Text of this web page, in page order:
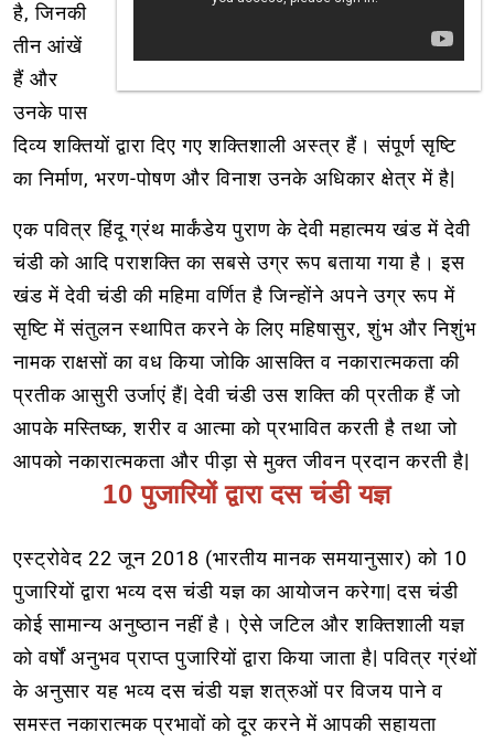
है, जिनकी
तीन आंखें
हैं और
उनके पास
दिव्य शक्तियों द्वारा दिए गए शक्तिशाली अस्त्र हैं। संपूर्ण सृष्टि
का निर्माण, भरण-पोषण और विनाश उनके अधिकार क्षेत्र में है|
एक पवित्र हिंदू ग्रंथ मार्कंडेय पुराण के देवी महात्मय खंड में देवी
चंडी को आदि पराशक्ति का सबसे उग्र रूप बताया गया है। इस
खंड में देवी चंडी की महिमा वर्णित है जिन्होंने अपने उग्र रूप में
सृष्टि में संतुलन स्थापित करने के लिए महिषासुर, शुंभ और निशुंभ
नामक राक्षसों का वध किया जोकि आसक्ति व नकारात्मकता की
प्रतीक आसुरी उर्जाएं हैं| देवी चंडी उस शक्ति की प्रतीक हैं जो
आपके मस्तिष्क, शरीर व आत्मा को प्रभावित करती है तथा जो
आपको नकारात्मकता और पीड़ा से मुक्त जीवन प्रदान करती है|
10 पुजारियों द्वारा दस चंडी यज्ञ
एस्ट्रोवेद 22 जून 2018 (भारतीय मानक समयानुसार) को 10
पुजारियों द्वारा भव्य दस चंडी यज्ञ का आयोजन करेगा| दस चंडी
कोई सामान्य अनुष्ठान नहीं है। ऐसे जटिल और शक्तिशाली यज्ञ
को वर्षों अनुभव प्राप्त पुजारियों द्वारा किया जाता है| पवित्र ग्रंथों
के अनुसार यह भव्य दस चंडी यज्ञ शत्रुओं पर विजय पाने व
समस्त नकारात्मक प्रभावों को दूर करने में आपकी सहायता